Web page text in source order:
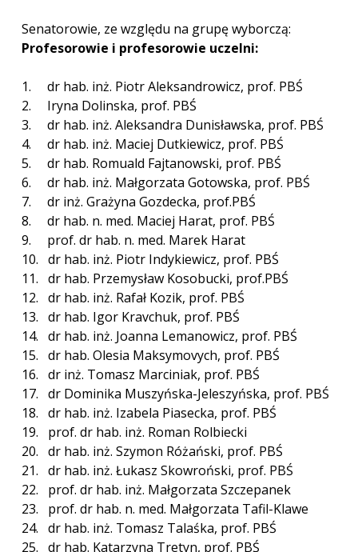
Senatorowie, ze względu na grupę wyborczą:
Profesorowie i profesorowie uczelni:
1. dr hab. inż. Piotr Aleksandrowicz, prof. PBŚ
2. Iryna Dolinska, prof. PBŚ
3. dr hab. inż. Aleksandra Dunisławska, prof. PBŚ
4. dr hab. inż. Maciej Dutkiewicz, prof. PBŚ
5. dr hab. Romuald Fajtanowski, prof. PBŚ
6. dr hab. inż. Małgorzata Gotowska, prof. PBŚ
7. dr inż. Grażyna Gozdecka, prof.PBŚ
8. dr hab. n. med. Maciej Harat, prof. PBŚ
9. prof. dr hab. n. med. Marek Harat
10. dr hab. inż. Piotr Indykiewicz, prof. PBŚ
11. dr hab. Przemysław Kosobucki, prof.PBŚ
12. dr hab. inż. Rafał Kozik, prof. PBŚ
13. dr hab. Igor Kravchuk, prof. PBŚ
14. dr hab. inż. Joanna Lemanowicz, prof. PBŚ
15. dr hab. Olesia Maksymovych, prof. PBŚ
16. dr inż. Tomasz Marciniak, prof. PBŚ
17. dr Dominika Muszyńska-Jeleszyńska, prof. PBŚ
18. dr hab. inż. Izabela Piasecka, prof. PBŚ
19. prof. dr hab. inż. Roman Rolbiecki
20. dr hab. inż. Szymon Różański, prof. PBŚ
21. dr hab. inż. Łukasz Skowroński, prof. PBŚ
22. prof. dr hab. inż. Małgorzata Szczepanek
23. prof. dr hab. n. med. Małgorzata Tafil-Klawe
24. dr hab. inż. Tomasz Talaśka, prof. PBŚ
25. dr hab. Katarzyna Tretyn, prof. PBŚ